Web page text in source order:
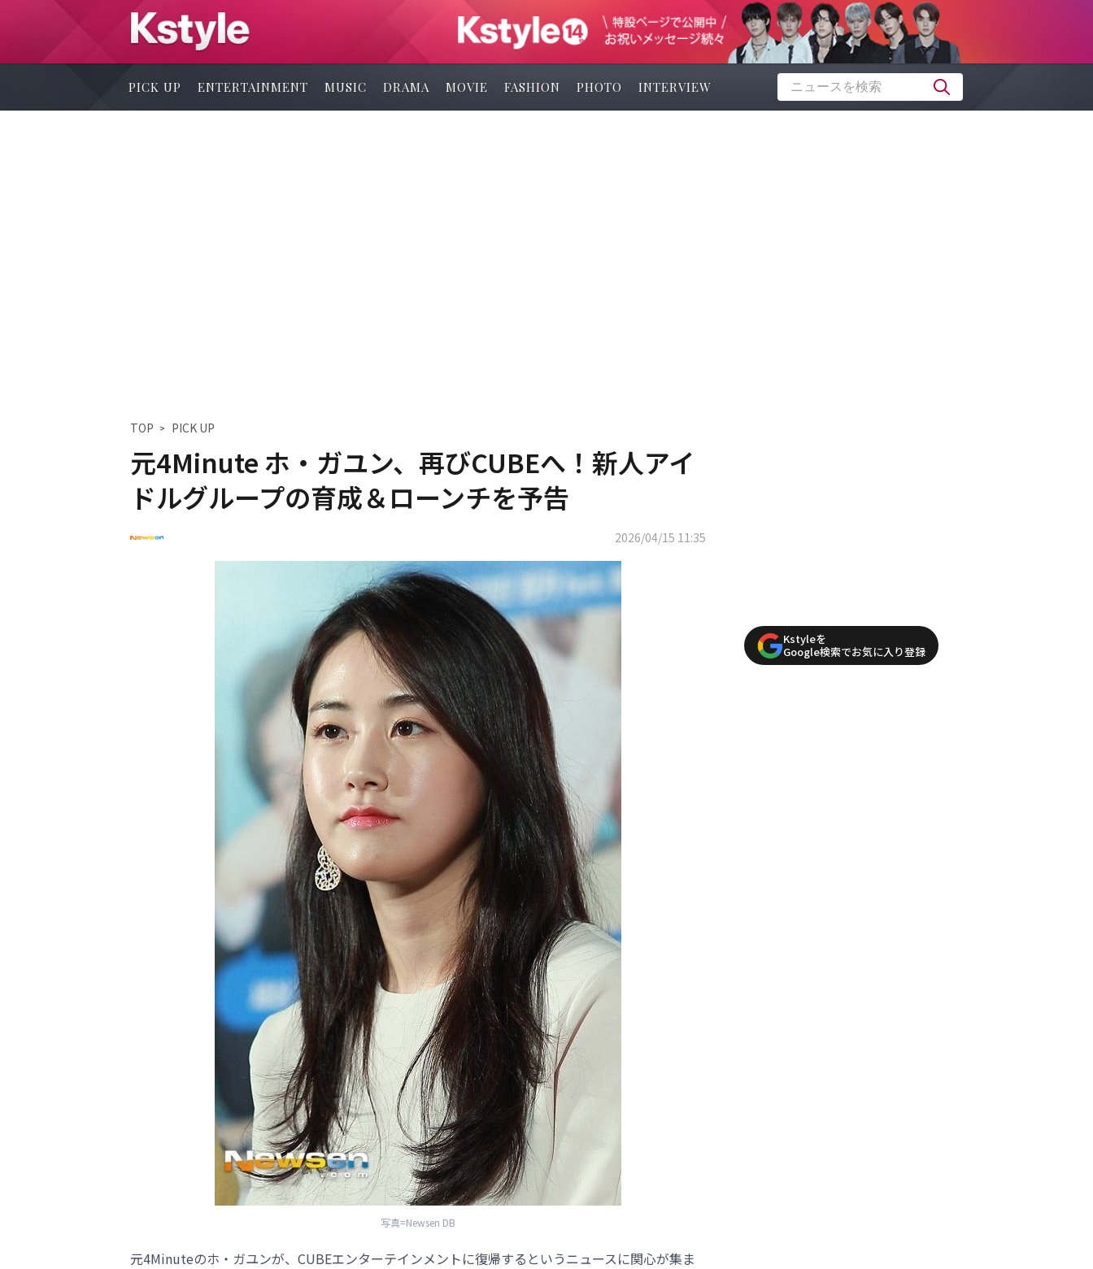
PICK UP ENTERTAINMENT MUSIC DRAMA MOVIE FASHION PHOTO INTERVIEW
TOP PICK UP
元4Minute ホ・ガユン、再びCUBEへ！新人アイ
ドルグループの育成＆ローンチを予告
2026/04/15 11:35
写真=Newsen DB
元4Minuteのホ・ガユンが、CUBEエンターテインメントに復帰するというニュースに関心が集ま
Kstyleを
Google検索でお気に入り登録